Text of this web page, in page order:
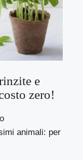
e
zero!
animali: per